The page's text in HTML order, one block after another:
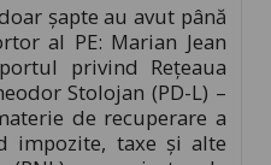
şapte au avut până
al PE: Marian Jean
privind Reţeaua
Stolojan (PD-L) –
de recuperare a
impozite, taxe şi alte